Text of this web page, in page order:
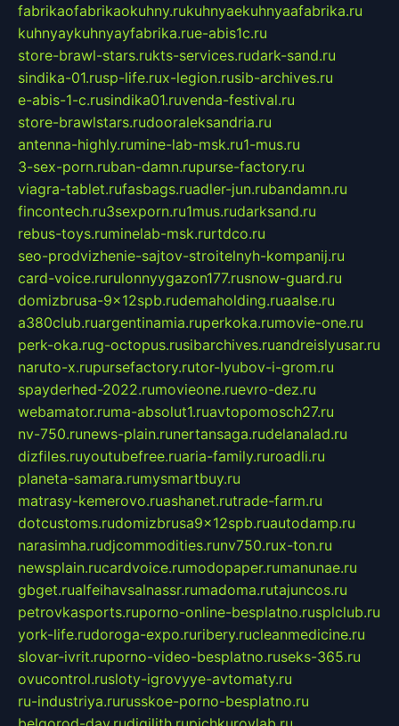
fabrikaofabrikaokuhny.rukuhnyaekuhnyaafabrika.ru
kuhnyaykuhnyayfabrika.rue-abis1c.ru
store-brawl-stars.rukts-services.rudark-sand.ru
sindika-01.rusp-life.rux-legion.rusib-archives.ru
e-abis-1-c.rusindika01.ruvenda-festival.ru
store-brawlstars.rudooraleksandria.ru
antenna-highly.rumine-lab-msk.ru1-mus.ru
3-sex-porn.ruban-damn.rupurse-factory.ru
viagra-tablet.rufasbags.ruadler-jun.rubandamn.ru
fincontech.ru3sexporn.ru1mus.rudarksand.ru
rebus-toys.ruminelab-msk.rurtdco.ru
seo-prodvizhenie-sajtov-stroitelnyh-kompanij.ru
card-voice.rurulonnyygazon177.rusnow-guard.ru
domizbrusa-9x12spb.rudemaholding.ruaalse.ru
a380club.ruargentinamia.ruperkoka.rumovie-one.ru
perk-oka.rug-octopus.rusibarchives.ruandreislyusar.ru
naruto-x.rupursefactory.rutor-lyubov-i-grom.ru
spayderhed-2022.rumovieone.ruevro-dez.ru
webamator.ruma-absolut1.ruavtopomosch27.ru
nv-750.runews-plain.runertansaga.rudelanalad.ru
dizfiles.ruyoutubefree.ruaria-family.ruroadli.ru
planeta-samara.rumysmartbuy.ru
matrasy-kemerovo.ruashanet.rutrade-farm.ru
dotcustoms.rudomizbrusa9x12spb.ruautodamp.ru
narasimha.rudjcommodities.runv750.rux-ton.ru
newsplain.rucardvoice.rumodopaper.rumanunae.ru
gbget.rualfeihavsalnassr.rumadoma.rutajuncos.ru
petrovkasports.ruporno-online-besplatno.rusplclub.ru
york-life.rudoroga-expo.ruribery.rucleanmedicine.ru
slovar-ivrit.ruporno-video-besplatno.ruseks-365.ru
ovucontrol.rusloty-igrovyye-avtomaty.ru
ru-industriya.rurusskoe-porno-besplatno.ru